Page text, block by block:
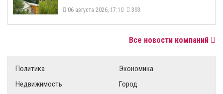
06 августа 2026, 17:10 393
Все новости компаний
Политика
Экономика
Недвижимость
Город